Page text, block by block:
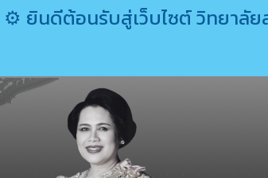
⚙ ยินดีต้อนรับสู่เว็บไซต์ วิทยาลัย